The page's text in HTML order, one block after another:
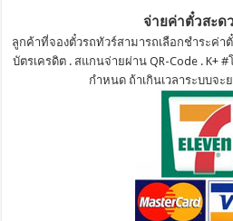
จ่ายค่าตั๋วสะด
ลูกค้าที่จองตั๋วรถทัวร์สามารถเลือกชำระค่า
บัตรเครดิต . สแกนจ่ายผ่าน QR-Code . K+
กำหนด ถ้าเกินเวลาระบบจะ